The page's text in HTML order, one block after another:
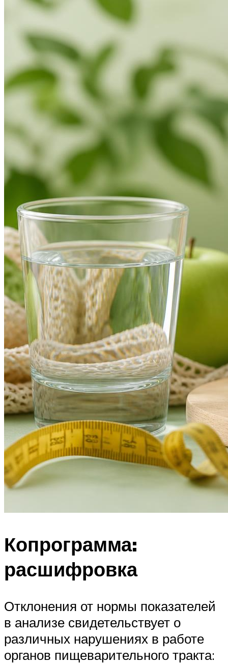
Копрограмма:
расшифровка
Отклонения от нормы показателей
в анализе свидетельствует о
различных нарушениях в работе
органов пищеварительного тракта: